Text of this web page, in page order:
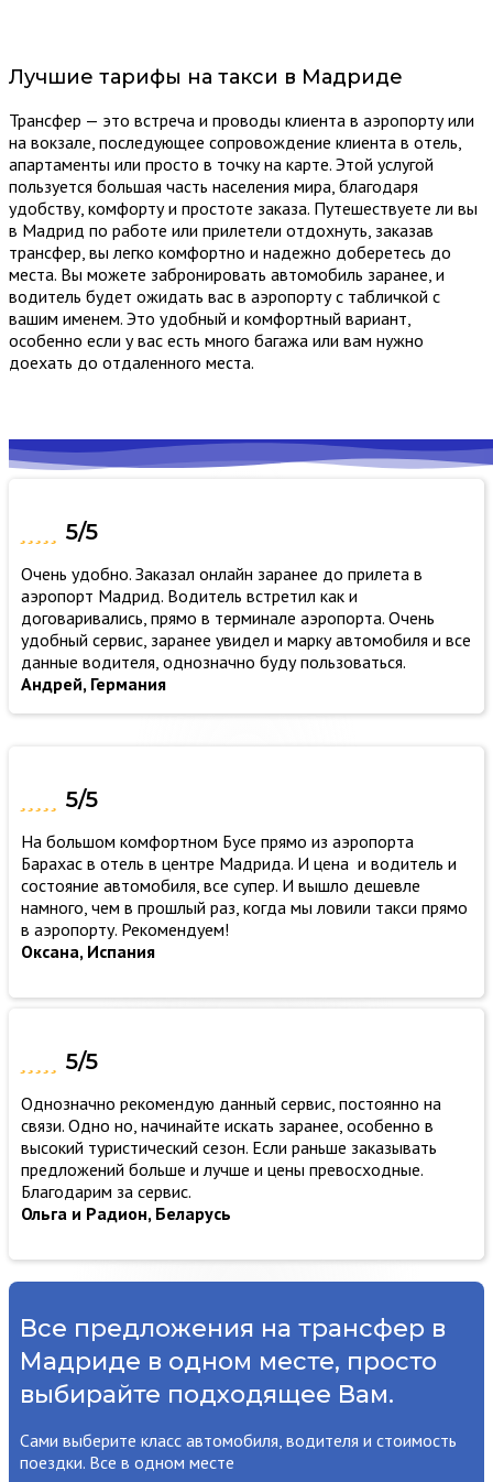
Лучшие тарифы на такси в Мадриде
Трансфер — это встреча и проводы клиента в аэропорту или
на вокзале, последующее сопровождение клиента в отель,
апартаменты или просто в точку на карте. Этой услугой
пользуется большая часть населения мира, благодаря
удобству, комфорту и простоте заказа. Путешествуете ли вы
в Мадрид по работе или прилетели отдохнуть, заказав
трансфер, вы легко комфортно и надежно доберетесь до
места. Вы можете забронировать автомобиль заранее, и
водитель будет ожидать вас в аэропорту с табличкой с
вашим именем. Это удобный и комфортный вариант,
особенно если у вас есть много багажа или вам нужно
доехать до отдаленного места.
5/5
Очень удобно. Заказал онлайн заранее до прилета в
аэропорт Мадрид. Водитель встретил как и
договаривались, прямо в терминале аэропорта. Очень
удобный сервис, заранее увидел и марку автомобиля и все
данные водителя, однозначно буду пользоваться.
Андрей, Германия
5/5
На большом комфортном Бусе прямо из аэропорта
Барахас в отель в центре Мадрида. И цена и водитель и
состояние автомобиля, все супер. И вышло дешевле
намного, чем в прошлый раз, когда мы ловили такси прямо
в аэропорту. Рекомендуем!
Оксана, Испания
5/5
Однозначно рекомендую данный сервис, постоянно на
связи. Одно но, начинайте искать заранее, особенно в
высокий туристический сезон. Если раньше заказывать
предложений больше и лучше и цены превосходные.
Благодарим за сервис.
Ольга и Радион, Беларусь
Все предложения на трансфер в
Мадриде в одном месте, просто
выбирайте подходящее Вам.
Сами выберите класс автомобиля, водителя и стоимость
поездки. Все в одном месте